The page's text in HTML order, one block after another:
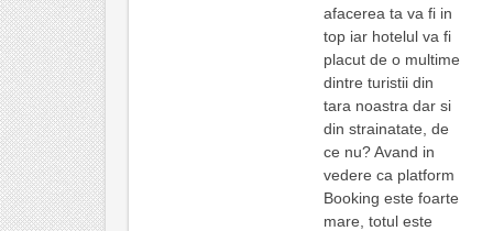
afacerea ta va fi in
top iar hotelul va fi
placut de o multime
dintre turistii din
tara noastra dar si
din strainatate, de
ce nu? Avand in
vedere ca platform
Booking este foarte
mare, totul este